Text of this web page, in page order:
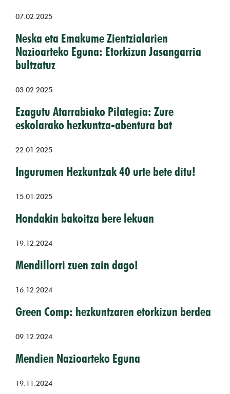
07.02.2025
Neska eta Emakume Zientzialarien
Nazioarteko Eguna: Etorkizun Jasangarria
bultzatuz
03.02.2025
Ezagutu Atarrabiako Pilategia: Zure
eskolarako hezkuntza-abentura bat
22.01.2025
Ingurumen Hezkuntzak 40 urte bete ditu!
15.01.2025
Hondakin bakoitza bere lekuan
19.12.2024
Mendillorri zuen zain dago!
16.12.2024
Green Comp: hezkuntzaren etorkizun berdea
09.12.2024
Mendien Nazioarteko Eguna
19.11.2024